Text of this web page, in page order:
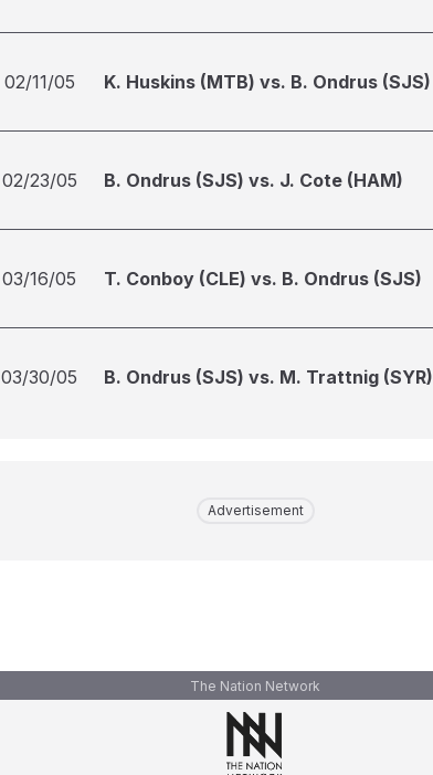
02/11/05 K. Huskins (MTB) vs. B. Ondrus (SJS)
02/23/05 B. Ondrus (SJS) vs. J. Cote (HAM)
03/16/05 T. Conboy (CLE) vs. B. Ondrus (SJS)
03/30/05 B. Ondrus (SJS) vs. M. Trattnig (SYR)
Advertisement
The Nation Network